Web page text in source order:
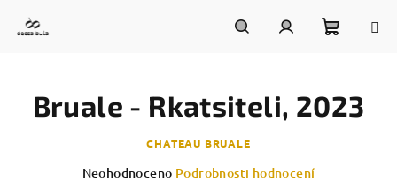
košík
Bruale - Rkatsiteli, 2023
CHATEAU BRUALE
Průměrné
Neohodnoceno Podrobnosti hodnocení